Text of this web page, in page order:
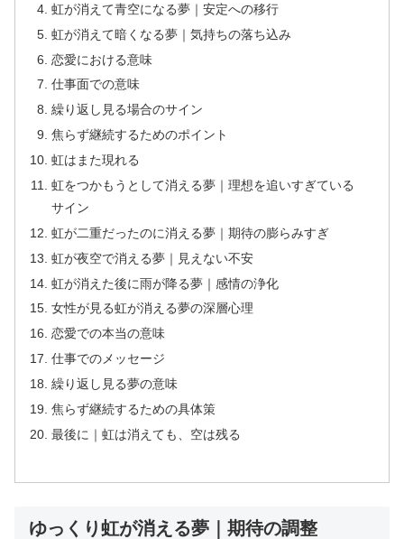
虹が消えて青空になる夢｜安定への移行
虹が消えて暗くなる夢｜気持ちの落ち込み
恋愛における意味
仕事面での意味
繰り返し見る場合のサイン
焦らず継続するためのポイント
虹はまた現れる
虹をつかもうとして消える夢｜理想を追いすぎている
サイン
虹が二重だったのに消える夢｜期待の膨らみすぎ
虹が夜空で消える夢｜見えない不安
虹が消えた後に雨が降る夢｜感情の浄化
女性が見る虹が消える夢の深層心理
恋愛での本当の意味
仕事でのメッセージ
繰り返し見る夢の意味
焦らず継続するための具体策
最後に｜虹は消えても、空は残る
ゆっくり虹が消える夢｜期待の調整